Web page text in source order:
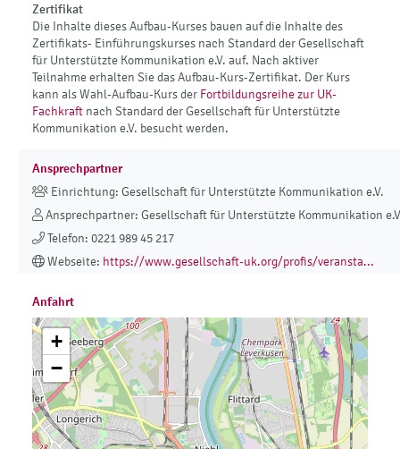
Zertifikat
Die Inhalte dieses Aufbau-Kurses bauen auf die Inhalte des
Zertifikats- Einführungskurses nach Standard der Gesellschaft
für Unterstützte Kommunikation e.V. auf. Nach aktiver
Teilnahme erhalten Sie das Aufbau-Kurs-Zertifikat. Der Kurs
kann als Wahl-Aufbau-Kurs der Fortbildungsreihe zur UK-
Fachkraft nach Standard der Gesellschaft für Unterstützte
Kommunikation e.V. besucht werden.
Ansprechpartner
Einrichtung: Gesellschaft für Unterstützte Kommunikation e.V.
Ansprechpartner: Gesellschaft für Unterstützte Kommunikation
Telefon: 0221 989 45 217
Webseite: https://www.gesellschaft-uk.org/profis/veransta...
Anfahrt
+
−